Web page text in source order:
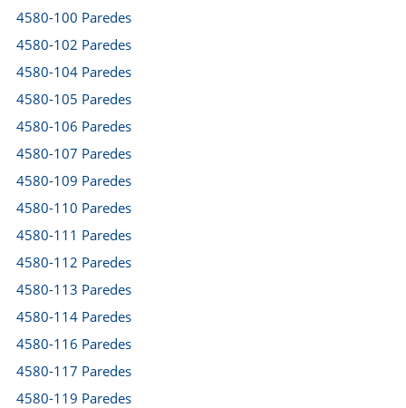
4580-100 Paredes
4580-102 Paredes
4580-104 Paredes
4580-105 Paredes
4580-106 Paredes
4580-107 Paredes
4580-109 Paredes
4580-110 Paredes
4580-111 Paredes
4580-112 Paredes
4580-113 Paredes
4580-114 Paredes
4580-116 Paredes
4580-117 Paredes
4580-119 Paredes